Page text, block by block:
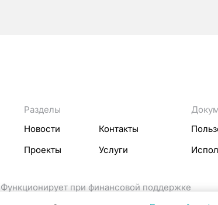
Разделы
Новости
Контакты
Проекты
Услуги
при финансовой поддержке